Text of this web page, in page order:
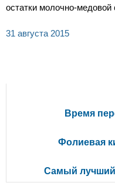
остатки молочно-медовой
31 августа 2015
Время
Фолиевая
Самый